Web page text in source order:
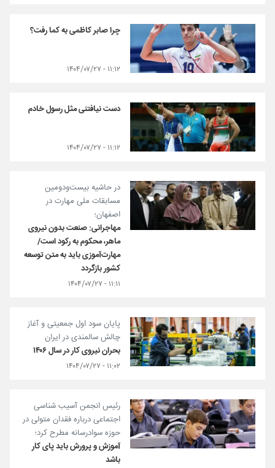
چرا صابر کاظمی به کما رفت؟
۱۱:۱۲ - ۱۴۰۴/۰۷/۲۷
دست نیافتنی مثل رسول خادم
۱۱:۱۲ - ۱۴۰۴/۰۷/۲۷
در حاشیه بیست‌ودومین
مسابقات ملی مهارت در
اصفهان؛
مهاجرانی: صنعت بدون نیروی
ماهر، محکوم به رکود است/
مهارت‌آموزی باید به متن توسعه
کشور بازگردد
۱۱:۱۱ - ۱۴۰۴/۰۷/۲۷
پایان سود اول جمعیتی و آغاز
چالش سالمندی در ایران
بحران نیروی کار در سال ۱۴۰۶
۱۱:۰۲ - ۱۴۰۴/۰۷/۲۷
رئیس انجمن آسیب شناسی
اجتماعی درباره فقدان متولی در
حوزه سوادرسانه مطرح کرد؛
آموزش و پرورش باید پای کار
باشد